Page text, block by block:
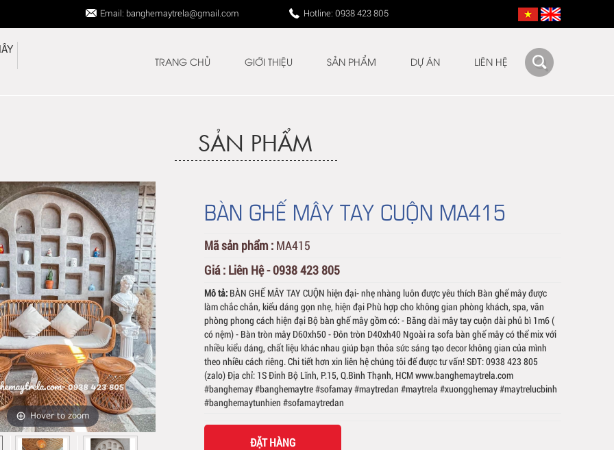
Email: banghemaytrela@gmail.com Hotline: 0938 423 805
TRANG CHỦ GIỚI THIỆU SẢN PHẨM DỰ ÁN LIÊN HỆ
SẢN PHẨM
Hover to zoom
BÀN GHẾ MÂY TAY CUỘN MA415
Mã sản phẩm : MA415
Giá : Liên Hệ - 0938 423 805
Mô tả: BÀN GHẾ MÂY TAY CUỘN hiện đại- nhẹ nhàng luôn được yêu thích Bàn ghế mây được
làm chắc chắn, kiểu dáng gọn nhẹ, hiện đại Phù hợp cho không gian phòng khách, spa, văn
phòng phong cách hiện đại Bộ bàn ghế mây gồm có: - Băng dài mây tay cuộn dài phủ bì 1m6 (
có nệm) - Bàn tròn mây D60xh50 - Đôn tròn D40xh40 Ngoài ra sofa bàn ghế mây có thể mix với
nhiều kiểu dáng, chất liệu khác nhau giúp bạn thỏa sức sáng tạo decor không gian của mình
theo nhiều cách riêng. Chi tiết hơn xin liên hệ chúng tôi để được tư vấn! SĐT: 0938 423 805
(zalo) Địa chỉ: 1S Đinh Bộ Lĩnh, P.15, Q.Bình Thạnh, HCM www.banghemaytrela.com
#banghemay #banghemaytre #sofamay #maytredan #maytrela #xuongghemay #maytrelucbinh
#banghemaytunhien #sofamaytredan
ĐẶT HÀNG